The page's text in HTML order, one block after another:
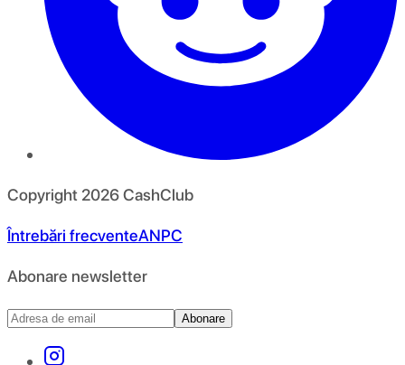
Copyright 2026CashClub
Întrebări frecventeANPC
Abonare newsletter
Abonare